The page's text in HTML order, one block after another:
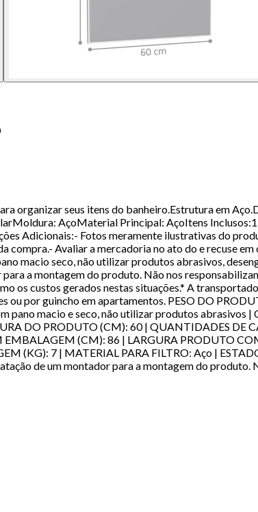
organizar seus itens do banheiro.Estrutura em
AçoMaterial Principal: AçoItens
Adicionais:- Fotos meramente ilustrativas do
Avaliar a mercadoria no ato do e recuse
macio seco, não utilizar produtos abrasivos,
a montagem do produto. Não nos
os custos gerados nestas situações.* A
ou por guincho em apartamentos. PESO DO
macio e seco, não utilizar produtos abrasivos |
DO PRODUTO (CM): 60 | QUANTIDADES DE
(CM): 86 | LARGURA PRODUTO
(KG): 7 | MATERIAL PARA FILTRO: Aço |
de um montador para a montagem do produto.